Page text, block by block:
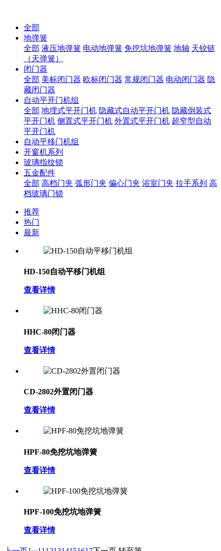
全部
地弹簧
全部 液压地弹簧 电动地弹簧 免挖坑地弹簧 地轴 天铰链
（天弹簧）
闭门器
全部 美标闭门器 欧标闭门器 常规闭门器 电动闭门器 隐
藏闭门器
自动平开门机组
全部 地埋式平开门机 隐藏式自动平开门机 隐藏倒装式
平开门机 侧置式平开门机 外置式平开门机 超窄型自动
平开门机
自动平移门机组
开窗机系列
玻璃指纹锁
五金配件
全部 高档门夹 弧形门夹 偏心门夹 浴室门夹 拉手系列 高
档玻璃门锁
推荐
热门
最新
HD-150自动平移门机组
查看详情
HHC-80闭门器
查看详情
CD-2802外置闭门器
查看详情
HPF-80免挖坑地弹簧
查看详情
HPF-100免挖坑地弹簧
查看详情
...